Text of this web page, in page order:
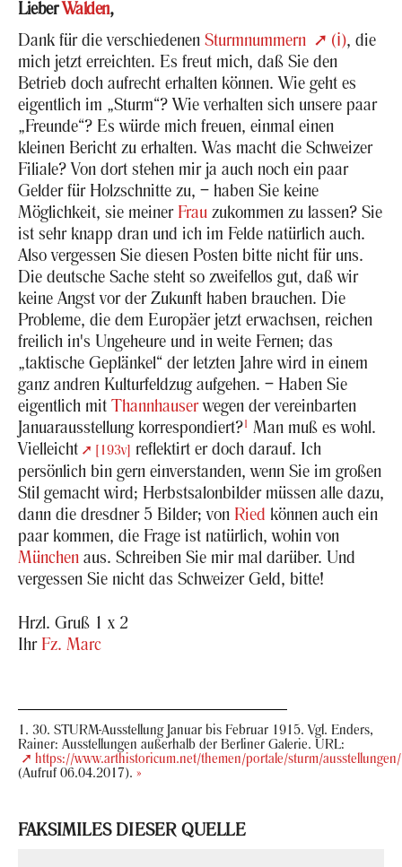
Lie­berWal­den,
Dank für die ver­schie­de­nen Sturm­num­mern (ℹ), die
mich jetzt er­reich­ten. Es freut mich, daß Sie den
Be­trieb doch auf­recht er­hal­ten kön­nen. Wie geht es
ei­gent­lich im „Sturm“? Wie ver­hal­ten sich un­se­re paar
„Freun­de“? Es würde mich freu­en, ein­mal einen
klei­nen Be­richt zu er­hal­ten. Was macht die Schwei­zer
Fi­lia­le? Von dort ste­hen mir ja auch noch ein paar
Gel­der für Holz­schnit­te zu, – haben Sie keine
Mög­lich­keit, sie mei­ner Frau zu­kom­men zu las­sen? Sie
ist sehr knapp dran und ich im Felde na­tür­lich auch.
Also ver­ges­sen Sie die­sen Pos­ten bitte nicht für uns.
Die deut­sche Sache steht so zwei­fel­los gut, daß wir
keine Angst vor der Zu­kunft haben brau­chen. Die
Pro­ble­me, die dem Eu­ro­pä­er jetzt er­wach­sen, rei­chen
frei­lich in's Un­ge­heu­re und in weite Fer­nen; das
„tak­ti­sche Ge­plän­kel“ der letz­ten Jahre wird in einem
ganz and­ren Kul­tur­feld­zug auf­ge­hen. – Haben Sie
ei­gent­lich mit Thann­hau­serwegen der ver­ein­bar­ten
Ja­nu­araus­stel­lung kor­re­spon­diert?1 Man muß es wohl.
Viel­leicht
[193v]
re­flek­tirt er doch dar­auf. Ich
per­sön­lich bin gern ein­ver­stan­den, wenn Sie im gro­ßen
Stil ge­macht wird; Herbst­sa­lon­bil­der müs­sen alle dazu,
dann die dresd­ner 5 Bil­der; von Ried kön­nen auch ein
paar kom­men, die Frage ist na­tür­lich, wohin von
Mün­chen aus. Schrei­ben Sie mir mal dar­über. Und
ver­ges­sen Sie nicht das Schwei­zer Geld, bitte!
Hrzl. Gruß 1 x 2
Ihr Fz. Marc
30. STURM-​Ausstellung Ja­nu­ar bis Fe­bru­ar 1915. Vgl. En­ders,
Rai­ner: Aus­stel­lun­gen au­ßer­halb der Ber­li­ner Ga­le­rie. URL:
https://www.ar­this­to­ri­cum.net/the­men/por­ta­le/sturm/aus­stel­lun­gen/
(Auf­ruf 06.04.2017). »
FAK­SI­MI­LES DIE­SER QUEL­LE